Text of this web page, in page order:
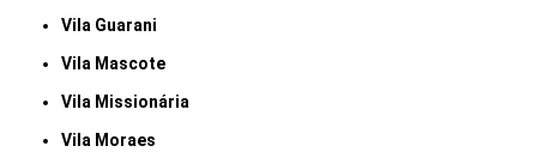
Vila Guarani
Vila Mascote
Vila Missionária
Vila Moraes